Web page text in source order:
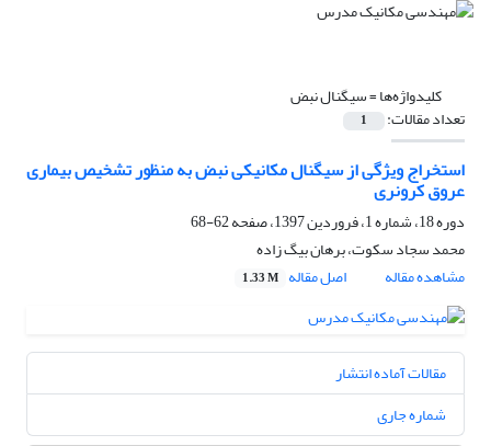
کلیدواژه‌ها =سیگنال نبض
تعداد مقالات: 1
استخراج ویژگی از سیگنال مکانیکی نبض به منظور تشخیص بیماری
عروق کرونری
دوره 18، شماره 1، فروردین 1397، صفحه
62-68
محمد سجاد سکوت، برهان بیگ زاده
مشاهده مقاله
اصل مقاله 1.33 M
مقالات آماده انتشار
شماره جاری